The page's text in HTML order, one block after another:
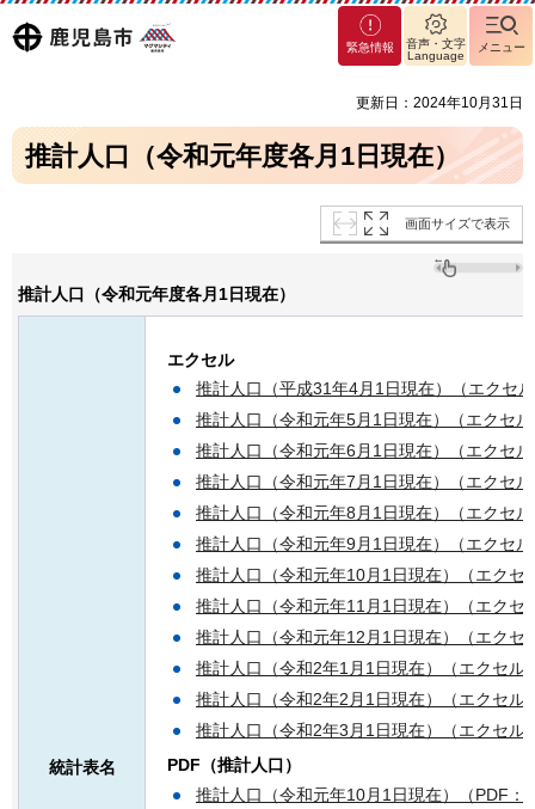
鹿児島
マグ
マシ
緊急情報
音声・文字
Language
メニュー
更新日：2024年10月31日
推計人口（令和元年度各月1日現在）
画面サイズで表示
推計人口（令和元年度各月1日現在）
統計表名
エクセル
推計人口（平成31年4月1日現在）（エクセ
推計人口（令和元年5月1日現在）（エクセ
推計人口（令和元年6月1日現在）（エクセ
推計人口（令和元年7月1日現在）（エクセ
推計人口（令和元年8月1日現在）（エクセ
推計人口（令和元年9月1日現在）（エクセ
推計人口（令和元年10月1日現在）（エクセ
推計人口（令和元年11月1日現在）（エクセ
推計人口（令和元年12月1日現在）（エクセ
推計人口（令和2年1月1日現在）（エクセル
推計人口（令和2年2月1日現在）（エクセル
推計人口（令和2年3月1日現在）（エクセル
PDF（推計人口）
推計人口（令和元年10月1日現在）（PDF：